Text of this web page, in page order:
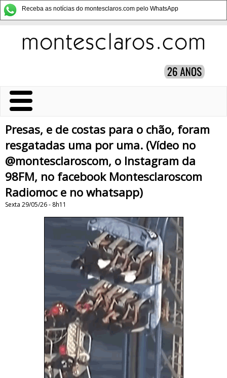
Receba as notícias do montesclaros.com pelo WhatsApp
Presas, e de costas para o chão, foram
resgatadas uma por uma. (Vídeo no
@montesclaroscom, o Instagram da
98FM, no facebook Montesclaroscom
Radiomoc e no whatsapp)
Sexta 29/05/26 - 8h11